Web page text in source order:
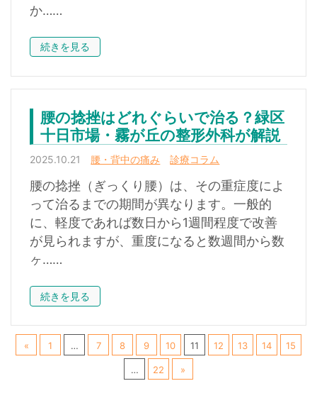
か……
続きを見る
腰の捻挫はどれぐらいで治る？緑区
十日市場・霧が丘の整形外科が解説
2025.10.21 腰・背中の痛み 診療コラム
腰の捻挫（ぎっくり腰）は、その重症度によ
って治るまでの期間が異なります。一般的
に、軽度であれば数日から1週間程度で改善
が見られますが、重度になると数週間から数
ヶ……
続きを見る
« 1 … 7 8 9 10 11 12 13 14 15
… 22 »